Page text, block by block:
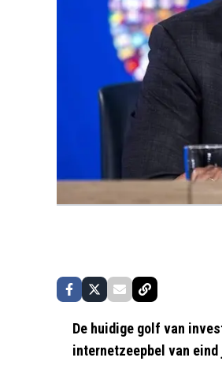
De huidige golf van
internetzeepbel van eind